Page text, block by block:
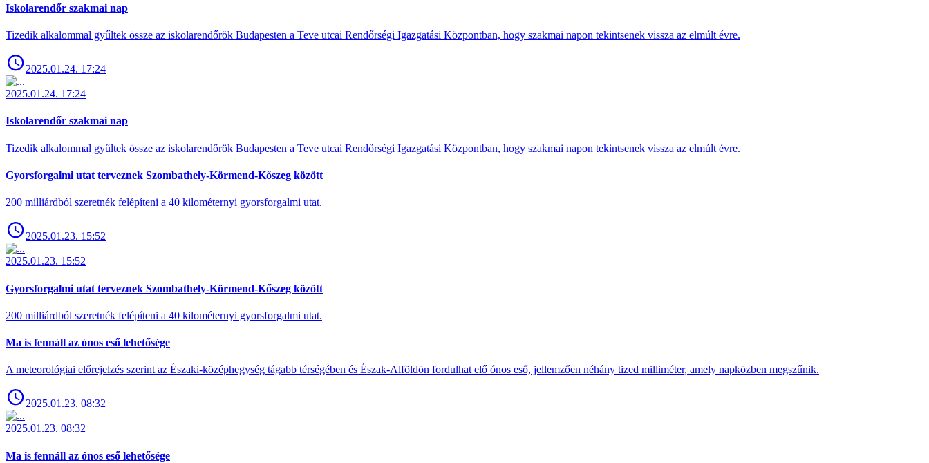
Iskolarendőr szakmai nap
Tizedik alkalommal gyűltek össze az iskolarendőrök Budapesten a Teve utcai Rendőrségi Igazgatási Központban, hogy szakmai napon tekintsenek vissza az elmúlt évre.
2025.01.24. 17:24
2025.01.24. 17:24
Iskolarendőr szakmai nap
Tizedik alkalommal gyűltek össze az iskolarendőrök Budapesten a Teve utcai Rendőrségi Igazgatási Központban, hogy szakmai napon tekintsenek vissza az elmúlt évre.
Gyorsforgalmi utat terveznek Szombathely-Körmend-Kőszeg között
200 milliárdból szeretnék felépíteni a 40 kilométernyi gyorsforgalmi utat.
2025.01.23. 15:52
2025.01.23. 15:52
Gyorsforgalmi utat terveznek Szombathely-Körmend-Kőszeg között
200 milliárdból szeretnék felépíteni a 40 kilométernyi gyorsforgalmi utat.
Ma is fennáll az ónos eső lehetősége
A meteorológiai előrejelzés szerint az Északi-középhegység tágabb térségében és Észak-Alföldön fordulhat elő ónos eső, jellemzően néhány tized milliméter, amely napközben megszűnik.
2025.01.23. 08:32
2025.01.23. 08:32
Ma is fennáll az ónos eső lehetősége